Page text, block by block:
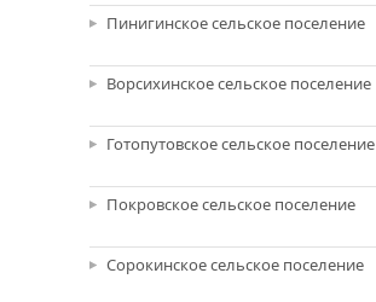
Пинигинское сельское поселение
Ворсихинское сельское поселение
Готопутовское сельское поселение
Покровское сельское поселение
Сорокинское сельское поселение